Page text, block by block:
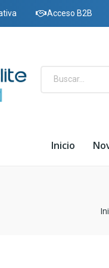
Acceso B2B
Inicio